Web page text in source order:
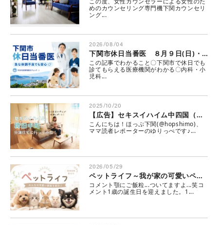
めのカウンセリング専門機下関カウンセリ
ング...
2026/08/04
下関市休日当番医 ８月９日(日)・８月１１日(火・祝)・８月１３日(木)・８月１４日(金)・８月１５日(土)・８月１６日(日)
この記事でわかること〇下関市で休日でも
診てもらえる医療機関がわかる〇内科・小
児科...
2025/10/20
【広告】セキスイハイム中四国（株）の広告です。ママ読者モデルがレポート♪セキスイハイムの稗田中町の分譲住宅！
こんにちは！ほっぷ下関(@hopshimo)、
ママ読者レポーターのゆりっぺです♪...
2026/05/29
ペットライフ～我が家の可愛いペット～
コメント顎にご飯粒...ついてますよ...笑コ
メント1歳の誕生日を迎えました。1...